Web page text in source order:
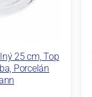
25 cm, Top
Porcelán